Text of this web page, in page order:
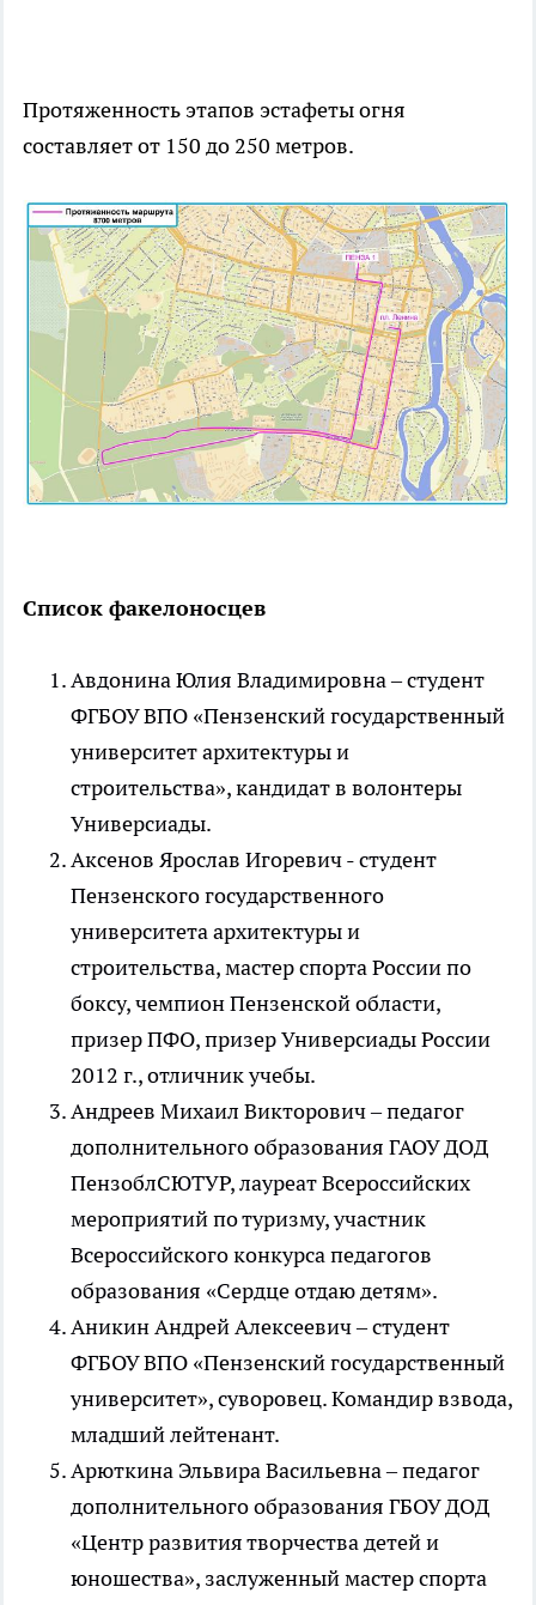
Протяженность этапов эстафеты огня
составляет от 150 до 250 метров.
Список факелоносцев
Авдонина Юлия Владимировна – студент
ФГБОУ ВПО «Пензенский государственный
университет архитектуры и
строительства», кандидат в волонтеры
Универсиады.
Аксенов Ярослав Игоревич - студент
Пензенского государственного
университета архитектуры и
строительства, мастер спорта России по
боксу, чемпион Пензенской области,
призер ПФО, призер Универсиады России
2012 г., отличник учебы.
Андреев Михаил Викторович – педагог
дополнительного образования ГАОУ ДОД
ПензоблСЮТУР, лауреат Всероссийских
мероприятий по туризму, участник
Всероссийского конкурса педагогов
образования «Сердце отдаю детям».
Аникин Андрей Алексеевич – студент
ФГБОУ ВПО «Пензенский государственный
университет», суворовец. Командир взвода,
младший лейтенант.
Арюткина Эльвира Васильевна – педагог
дополнительного образования ГБОУ ДОД
«Центр развития творчества детей и
юношества», заслуженный мастер спорта